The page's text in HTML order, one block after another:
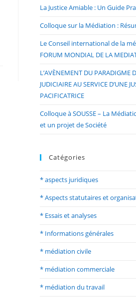
La Justice Amiable : Un Guide
Colloque sur la Médiation :
Le Conseil international de la
FORUM MONDIAL DE LA
L’AVÈNEMENT DU PARADIGME
JUDICIAIRE AU SERVICE D’UNE
PACIFICATRICE
Colloque à SOUSSE – La
et un projet de Société
Catégories
* aspects juridiques
* Aspects statutaires et
* Essais et analyses
* Informations générales
* médiation civile
* médiation commerciale
* médiation du travail